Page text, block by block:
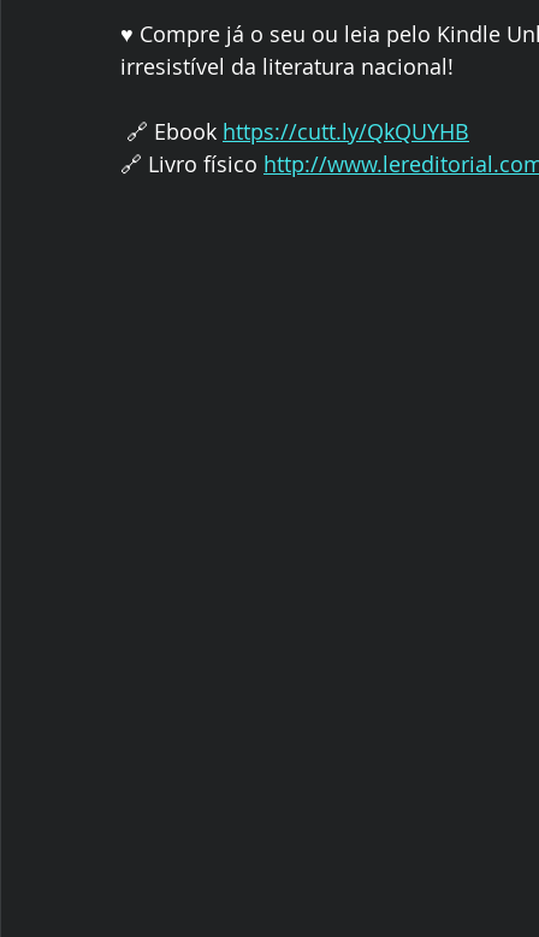
♥️ Compre já o seu ou leia pelo Kindle
irresistível da literatura nacional!
🔗 Ebook https://cutt.ly/QkQUYHB
🔗 Livro físico http://